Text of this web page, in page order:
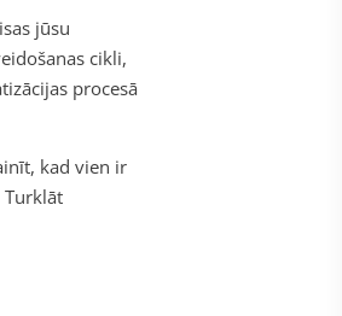
jūsu
cikli,
procesā
kad vien ir
Turklāt